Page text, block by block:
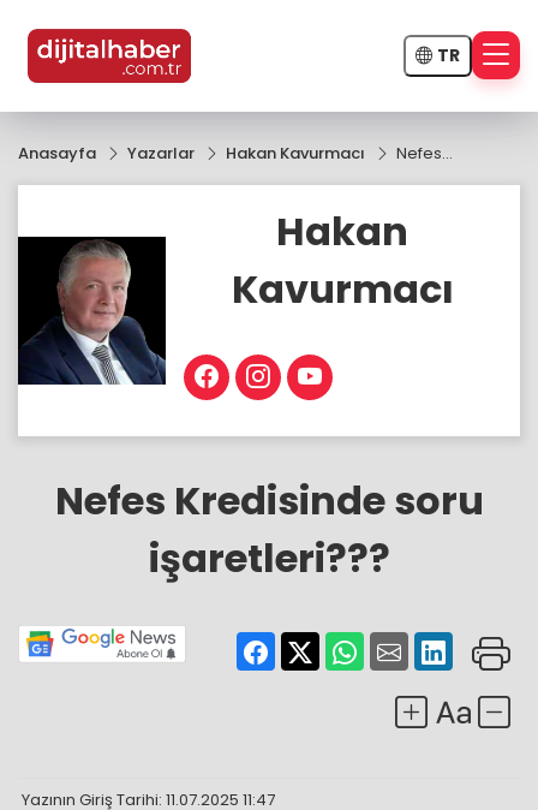
TR
Anasayfa Yazarlar Hakan Kavurmacı
Nefes
işaretleri???
Hakan
Kavurmacı
Nefes Kredisinde soru
işaretleri???
Yazının Giriş Tarihi: 11.07.2025 11:47